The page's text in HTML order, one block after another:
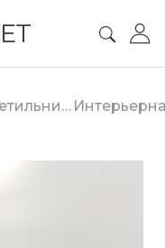
Настенные светильники